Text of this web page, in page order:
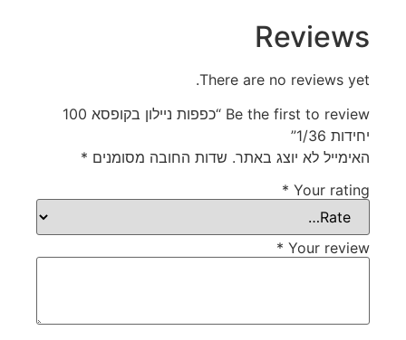
Reviews
There are no reviews yet.
Be the first to review “כפפות ניילון בקופסא 100
יחידות 1/36”
האימייל לא יוצג באתר. שדות החובה מסומנים *
Your rating
*
Your review
*